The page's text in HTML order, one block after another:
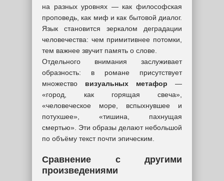
на разных уровнях — как философская
проповедь, как миф и как бытовой диалог.
Язык становится зеркалом деградации
человечества: чем примитивнее потомки,
тем важнее звучит память о слове.
Отдельного внимания заслуживает
образность: в романе присутствует
множество визуальных метафор —
«город, как горящая свеча»,
«человеческое море, вспыхнувшее и
потухшее», «тишина, пахнущая
смертью». Эти образы делают небольшой
по объёму текст почти эпическим.
Сравнение с другими
произведениями